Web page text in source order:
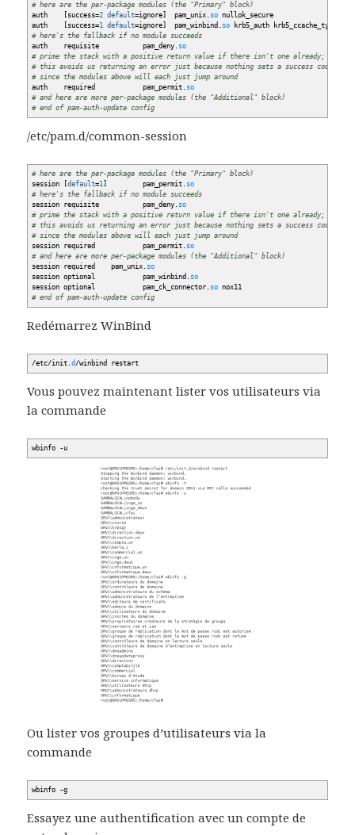
# here are the per-package modules (the "Primary" block)
auth
[ success=2 default=ignore] pam_unix. so nullok_secure
auth
[ success=1 default=ignore] pam_winbind. so krb5_auth
# here's the fallback if no module succeeds
auth requisite pam_deny. so
# prime the stack with a positive return value if there isn't one already;
# this avoids us returning an error just because nothing sets a success code
# since the modules above will each just jump around
auth required pam_permit. so
# and here are more per-package modules (the "Additional" block)
# end of pam-auth-update config
/etc/pam.d/common-session
# here are the per-package modules (the "Primary" block)
session
[default=1] pam_permit. so
# here's the fallback if no module succeeds
session requisite pam_deny. so
# prime the stack with a positive return value if there isn't one already;
# this avoids us returning an error just because nothing sets a success code
# since the modules above will each just jump around
session required pam_permit. so
# and here are more per-package modules (the "Additional" block)
session required pam_unix. so
session optional pam_winbind. so
session optional pam_ck_connector. so nox11
# end of pam-auth-update config
Redémarrez WinBind
/etc/init.d/winbind restart
Vous pouvez maintenant lister vos utilisateurs via
la commande
wbinfo -u
Ou lister vos groupes d’utilisateurs via la
commande
wbinfo -g
Essayez une authentification avec un compte de